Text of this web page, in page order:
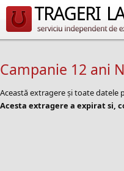
Campanie 12 ani
Această extragere și toate
Acesta extragere a expirat si,